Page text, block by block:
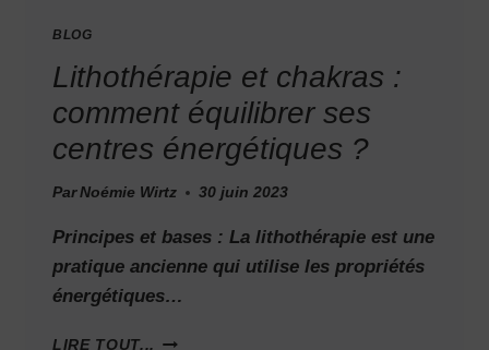
BLOG
Lithothérapie et chakras :
comment équilibrer ses
centres énergétiques ?
Par Noémie Wirtz 30 juin 2023
Principes et bases : La lithothérapie est une
pratique ancienne qui utilise les propriétés
énergétiques…
LIRE TOUT...